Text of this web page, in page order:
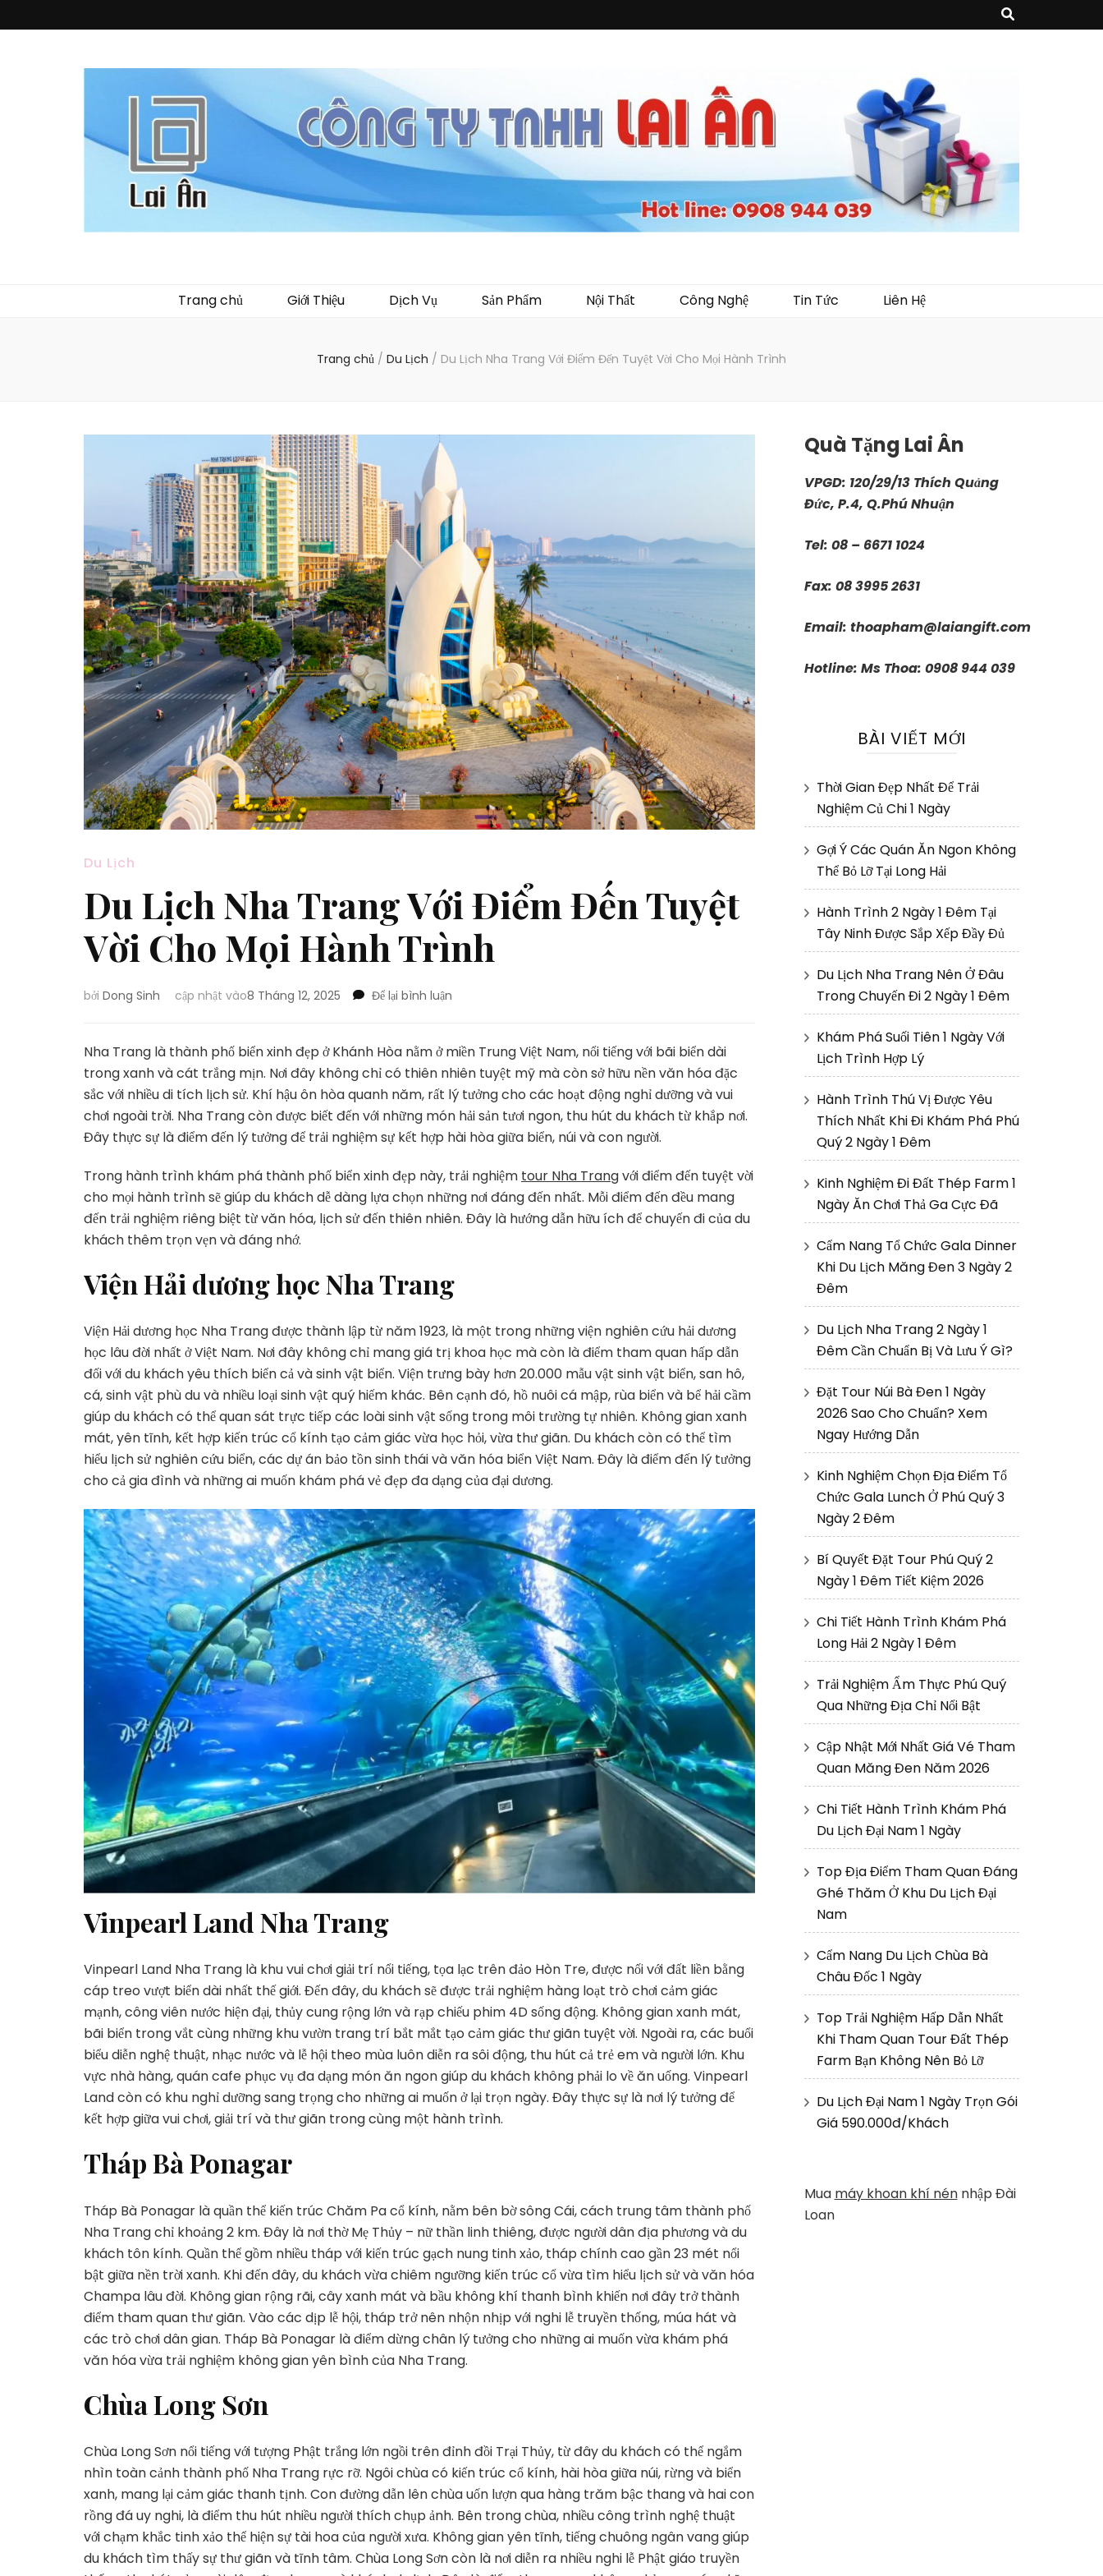
Trang chủ Giới Thiệu Dịch Vụ Sản Phẩm Nội Thất Công Nghệ Tin Tức Liên Hệ
Trang chủ / Du Lịch / Du Lịch Nha Trang Với Điểm Đến Tuyệt Vời Cho Mọi Hành Trình
Du Lịch
Du Lịch Nha Trang Với Điểm Đến Tuyệt
Vời Cho Mọi Hành Trình
bởi Dong Sinh cập nhật vào8 Tháng 12, 2025 Để lại bình luận
Nha
Với
Điểm
Đến
Tuyệt
Cho
Mọi
Hành
Trình
Nha Trang là thành phố biển xinh đẹp ở Khánh Hòa nằm ở miền Trung Việt Nam, nổi tiếng với bãi biển dài
trong xanh và cát trắng mịn. Nơi đây không chỉ có thiên nhiên tuyệt mỹ mà còn sở hữu nền văn hóa đặc
sắc với nhiều di tích lịch sử. Khí hậu ôn hòa quanh năm, rất lý tưởng cho các hoạt động nghỉ dưỡng và vui
chơi ngoài trời. Nha Trang còn được biết đến với những món hải sản tươi ngon, thu hút du khách từ khắp nơi.
Đây thực sự là điểm đến lý tưởng để trải nghiệm sự kết hợp hài hòa giữa biển, núi và con người.
Trong hành trình khám phá thành phố biển xinh đẹp này, trải nghiệm tour Nha Trangvới điểm đến tuyệt vời
cho mọi hành trình sẽ giúp du khách dễ dàng lựa chọn những nơi đáng đến nhất. Mỗi điểm đến đều mang
đến trải nghiệm riêng biệt từ văn hóa, lịch sử đến thiên nhiên. Đây là hướng dẫn hữu ích để chuyến đi của du
khách thêm trọn vẹn và đáng nhớ.
Viện Hải dương học Nha Trang
Viện Hải dương học Nha Trang được thành lập từ năm 1923, là một trong những viện nghiên cứu hải dương
học lâu đời nhất ở Việt Nam. Nơi đây không chỉ mang giá trị khoa học mà còn là điểm tham quan hấp dẫn
đối với du khách yêu thích biển cả và sinh vật biển. Viện trưng bày hơn 20.000 mẫu vật sinh vật biển, san hô,
cá, sinh vật phù du và nhiều loại sinh vật quý hiếm khác. Bên cạnh đó, hồ nuôi cá mập, rùa biển và bể hải cầm
giúp du khách có thể quan sát trực tiếp các loài sinh vật sống trong môi trường tự nhiên. Không gian xanh
mát, yên tĩnh, kết hợp kiến trúc cổ kính tạo cảm giác vừa học hỏi, vừa thư giãn. Du khách còn có thể tìm
hiểu lịch sử nghiên cứu biển, các dự án bảo tồn sinh thái và văn hóa biển Việt Nam. Đây là điểm đến lý tưởng
cho cả gia đình và những ai muốn khám phá vẻ đẹp đa dạng của đại dương.
Vinpearl Land Nha Trang
Vinpearl Land Nha Trang là khu vui chơi giải trí nổi tiếng, tọa lạc trên đảo Hòn Tre, được nối với đất liền bằng
cáp treo vượt biển dài nhất thế giới. Đến đây, du khách sẽ được trải nghiệm hàng loạt trò chơi cảm giác
mạnh, công viên nước hiện đại, thủy cung rộng lớn và rạp chiếu phim 4D sống động. Không gian xanh mát,
bãi biển trong vắt cùng những khu vườn trang trí bắt mắt tạo cảm giác thư giãn tuyệt vời. Ngoài ra, các buổi
biểu diễn nghệ thuật, nhạc nước và lễ hội theo mùa luôn diễn ra sôi động, thu hút cả trẻ em và người lớn. Khu
vực nhà hàng, quán cafe phục vụ đa dạng món ăn ngon giúp du khách không phải lo về ăn uống. Vinpearl
Land còn có khu nghỉ dưỡng sang trọng cho những ai muốn ở lại trọn ngày. Đây thực sự là nơi lý tưởng để
kết hợp giữa vui chơi, giải trí và thư giãn trong cùng một hành trình.
Tháp Bà Ponagar
Tháp Bà Ponagar là quần thể kiến trúc Chăm Pa cổ kính, nằm bên bờ sông Cái, cách trung tâm thành phố
Nha Trang chỉ khoảng 2 km. Đây là nơi thờ Mẹ Thủy – nữ thần linh thiêng, được người dân địa phương và du
khách tôn kính. Quần thể gồm nhiều tháp với kiến trúc gạch nung tinh xảo, tháp chính cao gần 23 mét nổi
bật giữa nền trời xanh. Khi đến đây, du khách vừa chiêm ngưỡng kiến trúc cổ vừa tìm hiểu lịch sử và văn hóa
Champa lâu đời. Không gian rộng rãi, cây xanh mát và bầu không khí thanh bình khiến nơi đây trở thành
điểm tham quan thư giãn. Vào các dịp lễ hội, tháp trở nên nhộn nhịp với nghi lễ truyền thống, múa hát và
các trò chơi dân gian. Tháp Bà Ponagar là điểm dừng chân lý tưởng cho những ai muốn vừa khám phá
văn hóa vừa trải nghiệm không gian yên bình của Nha Trang.
Chùa Long Sơn
Chùa Long Sơn nổi tiếng với tượng Phật trắng lớn ngồi trên đỉnh đồi Trại Thủy, từ đây du khách có thể ngắm
nhìn toàn cảnh thành phố Nha Trang rực rỡ. Ngôi chùa có kiến trúc cổ kính, hài hòa giữa núi, rừng và biển
xanh, mang lại cảm giác thanh tịnh. Con đường dẫn lên chùa uốn lượn qua hàng trăm bậc thang và hai con
rồng đá uy nghi, là điểm thu hút nhiều người thích chụp ảnh. Bên trong chùa, nhiều công trình nghệ thuật
với chạm khắc tinh xảo thể hiện sự tài hoa của người xưa. Không gian yên tĩnh, tiếng chuông ngân vang giúp
du khách tìm thấy sự thư giãn và tĩnh tâm. Chùa Long Sơn còn là nơi diễn ra nhiều nghi lễ Phật giáo truyền
Quà Tặng Lai Ân
VPGD: 120/29/13 Thích Quảng
Đức, P.4, Q.Phú Nhuận
Tel: 08 – 6671 1024
Fax: 08 3995 2631
Email: thoapham@laiangift.com
Hotline: Ms Thoa: 0908 944 039
BÀI VIẾT MỚI
Thời Gian Đẹp Nhất Để Trải
Nghiệm Củ Chi 1 Ngày
Gợi Ý Các Quán Ăn Ngon Không
Thể Bỏ Lỡ Tại Long Hải
Hành Trình 2 Ngày 1 Đêm Tại
Tây Ninh Được Sắp Xếp Đầy Đủ
Du Lịch Nha Trang Nên Ở Đâu
Trong Chuyến Đi 2 Ngày 1 Đêm
Khám Phá Suối Tiên 1 Ngày Với
Lịch Trình Hợp Lý
Hành Trình Thú Vị Được Yêu
Thích Nhất Khi Đi Khám Phá Phú
Quý 2 Ngày 1 Đêm
Kinh Nghiệm Đi Đất Thép Farm 1
Ngày Ăn Chơi Thả Ga Cực Đã
Cẩm Nang Tổ Chức Gala Dinner
Khi Du Lịch Măng Đen 3 Ngày 2
Đêm
Du Lịch Nha Trang 2 Ngày 1
Đêm Cần Chuẩn Bị Và Lưu Ý Gì?
Đặt Tour Núi Bà Đen 1 Ngày
2026 Sao Cho Chuẩn? Xem
Ngay Hướng Dẫn
Kinh Nghiệm Chọn Địa Điểm Tổ
Chức Gala Lunch Ở Phú Quý 3
Ngày 2 Đêm
Bí Quyết Đặt Tour Phú Quý 2
Ngày 1 Đêm Tiết Kiệm 2026
Chi Tiết Hành Trình Khám Phá
Long Hải 2 Ngày 1 Đêm
Trải Nghiệm Ẩm Thực Phú Quý
Qua Những Địa Chỉ Nổi Bật
Cập Nhật Mới Nhất Giá Vé Tham
Quan Măng Đen Năm 2026
Chi Tiết Hành Trình Khám Phá
Du Lịch Đại Nam 1 Ngày
Top Địa Điểm Tham Quan Đáng
Ghé Thăm Ở Khu Du Lịch Đại
Nam
Cẩm Nang Du Lịch Chùa Bà
Châu Đốc 1 Ngày
Top Trải Nghiệm Hấp Dẫn Nhất
Khi Tham Quan Tour Đất Thép
Farm Bạn Không Nên Bỏ Lỡ
Du Lịch Đại Nam 1 Ngày Trọn Gói
Giá 590.000đ/Khách
Mua máy khoan khí nénnhập Đài
Loan